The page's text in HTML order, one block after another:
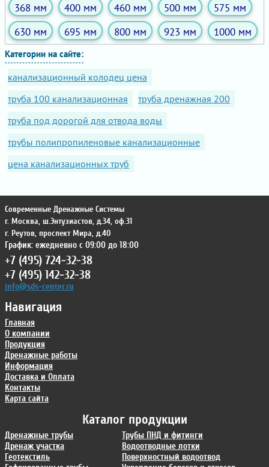
368 мм
400 мм 460 мм 500 мм
575 мм
630 мм
695 мм 800 мм 923 мм 1000 мм
Категории на сайте:
канализационный колодец цена
труба 100 канализационная
труба дренажная 200
труба под дорогой для отвода воды
трубы полипропиленовые канализационные
цена канализационных труб
Каталог продукции
Дренажные трубы
Дренаж участка
Геотекстиль
Трубы ПНД и фитинги
Водоотводные лотки
Поверхностный водоотвод
Навигация
Главная
О компании
Продукция
Дренажные работы
Информация
Доставка и Оплата
Контакты
Карта сайта
Современные Дренажные Системы
г. Москва, ш.Энтузиастов, д.34, оф.31
г. Реутов, проспект Мира, д.40
График: ежедневно с 09:00 до 18:00
+7 (495) 724-32-38
+7 (495) 142-32-38
info@sds-center.ru